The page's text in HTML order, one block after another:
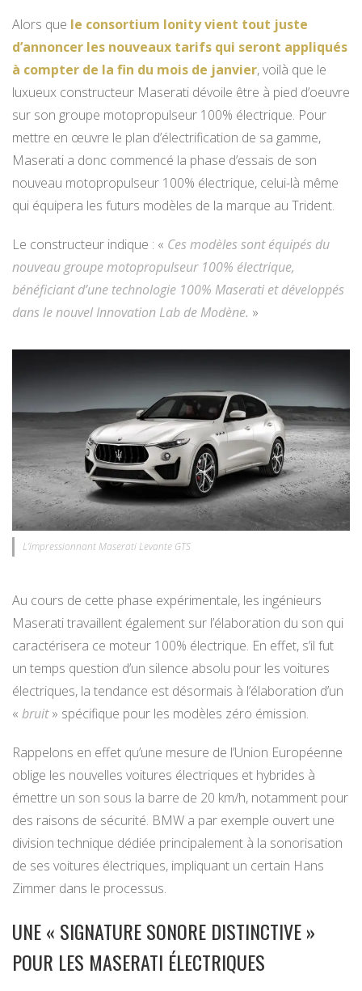
Alors que le consortium Ionity vient tout juste
d’annoncer les nouveaux tarifs qui seront appliqués
à compter de la fin du mois de janvier, voilà que le
luxueux constructeur Maserati dévoile être à pied d’oeuvre
sur son groupe motopropulseur 100% électrique. Pour
mettre en œuvre le plan d’électrification de sa gamme,
Maserati a donc commencé la phase d’essais de son
nouveau motopropulseur 100% électrique, celui-là même
qui équipera les futurs modèles de la marque au Trident.
Le constructeur indique : « Ces modèles sont équipés du
nouveau groupe motopropulseur 100% électrique,
bénéficiant d’une technologie 100% Maserati et développés
dans le nouvel Innovation Lab de Modène. »
L’impressionnant Maserati Levante GTS
Au cours de cette phase expérimentale, les ingénieurs
Maserati travaillent également sur l’élaboration du son qui
caractérisera ce moteur 100% électrique. En effet, s’il fut
un temps question d’un silence absolu pour les voitures
électriques, la tendance est désormais à l’élaboration d’un
« bruit» spécifique pour les modèles zéro émission.
Rappelons en effet qu’une mesure de l’Union Européenne
oblige les nouvelles voitures électriques et hybrides à
émettre un son sous la barre de 20 km/h, notamment pour
des raisons de sécurité. BMW a par exemple ouvert une
division technique dédiée principalement à la sonorisation
de ses voitures électriques, impliquant un certain Hans
Zimmer dans le processus.
UNE « SIGNATURE SONORE DISTINCTIVE »
POUR LES MASERATI ÉLECTRIQUES